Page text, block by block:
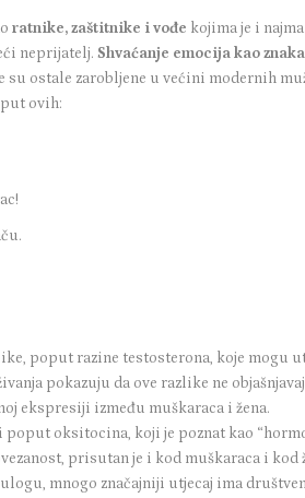
ratnike, zaštitnike i vođe kojima je i
neprijatelj.Shvaćanje emocija kao znaka
su ostale zarobljene u većini modernih
ovih:
poput razine testosterona, koje mogu
pokazuju da ove razlike ne
ekspresiji između muškaraca i žena.
oksitocina, koji je poznat kao
prisutan je i kod muškaraca i kod
mnogo značajniji utjecaj ima